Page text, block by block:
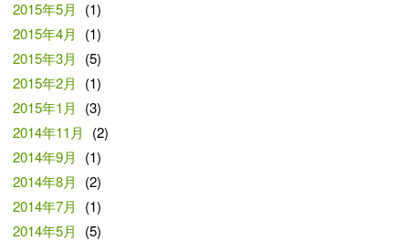
2015年5月
(1)
2015年4月
(1)
2015年3月
(5)
2015年2月
(1)
2015年1月
(3)
2014年11月
(2)
2014年9月
(1)
2014年8月
(2)
2014年7月
(1)
2014年5月
(5)